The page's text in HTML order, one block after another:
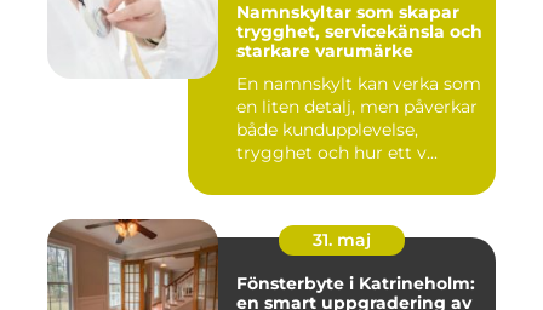
Namnskyltar som skapar
trygghet, servicekänsla och
starkare varumärke
En namnskylt kan verka som
en liten detalj, men påverkar
både kundupplevelse,
trygghet och hur ett v...
31. maj
Fönsterbyte i Katrineholm:
en smart uppgradering av